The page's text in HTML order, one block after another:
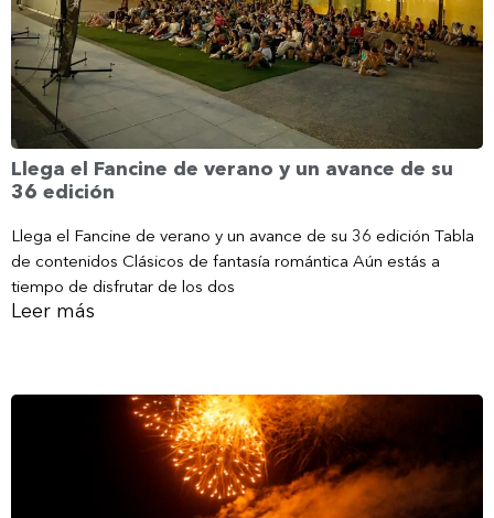
Llega el Fancine de verano y un avance de su
36 edición
Llega el Fancine de verano y un avance de su 36 edición Tabla
de contenidos Clásicos de fantasía romántica Aún estás a
tiempo de disfrutar de los dos
Leer más